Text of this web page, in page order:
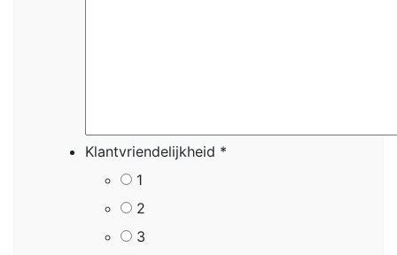
Klantvriendelijkheid *
1
2
3